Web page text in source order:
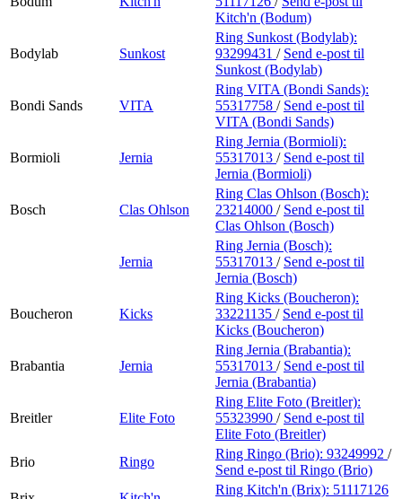
Kitch'n (Bodum)
Bodylab Sunkost
Ring Sunkost (Bodylab):
93299431 / Send e-post til
Sunkost (Bodylab)
Bondi Sands VITA
Ring VITA (Bondi Sands):
55317758 / Send e-post til
VITA (Bondi Sands)
Bormioli Jernia
Ring Jernia (Bormioli):
55317013 / Send e-post til
Jernia (Bormioli)
Bosch Clas Ohlson
Ring Clas Ohlson (Bosch):
23214000 / Send e-post til
Clas Ohlson (Bosch)
Jernia
Ring Jernia (Bosch):
55317013 / Send e-post til
Jernia (Bosch)
Boucheron Kicks
Ring Kicks (Boucheron):
33221135 / Send e-post til
Kicks (Boucheron)
Brabantia Jernia
Ring Jernia (Brabantia):
55317013 / Send e-post til
Jernia (Brabantia)
Breitler Elite Foto
Ring Elite Foto (Breitler):
55323990 / Send e-post til
Elite Foto (Breitler)
Brio
Ringo
Ring Ringo (Brio): 93249992 /
Send e-post til Ringo (Brio)
Ring Kitch'n (Brix): 51117126